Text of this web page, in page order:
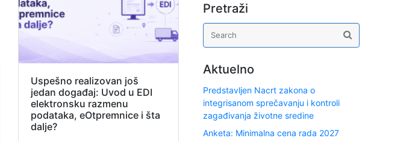
Uspešno realizovan još
jedan događaj: Uvod u EDI
elektronsku razmenu
podataka, eOtpremnice i šta
dalje?
Pretraži
Aktuelno
Predstavljen Nacrt zakona o
integrisanom sprečavanju i kontroli
zagađivanja životne sredine
Anketa: Minimalna cena rada 2027